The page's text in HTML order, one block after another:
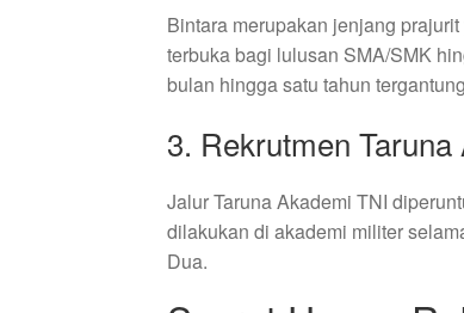
Bintara merupakan jenjang
terbuka bagi lulusan SMA/SMK
bulan hingga satu tahun
3. Rekrutmen
Jalur Taruna Akademi TNI
dilakukan di akademi militer
Dua.